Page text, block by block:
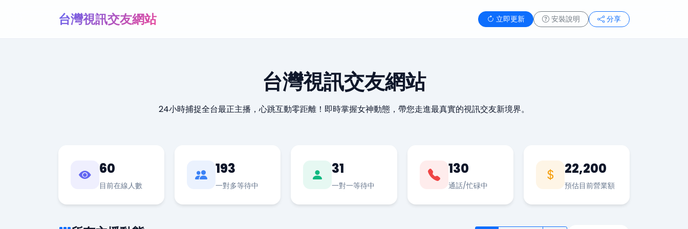
台灣視訊交友網站 立即更新 安裝說明 分享
台灣視訊交友網站
24小時捕捉全台最正主播，心跳互動零距離！即時掌握女神動態，帶您走進最真實的視訊交友新境界。
60
目前在線人數
193
一對多等待中
31
一對一等待中
130
通話/忙碌中
22,200
預估目前營業額